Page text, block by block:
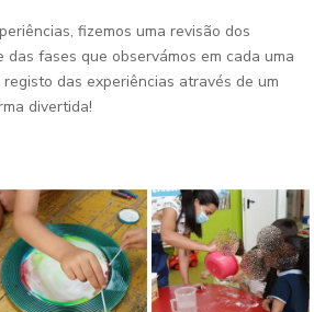
fizemos uma revisão dos
fases que observámos em cada uma
das experiências através de um
divertida!